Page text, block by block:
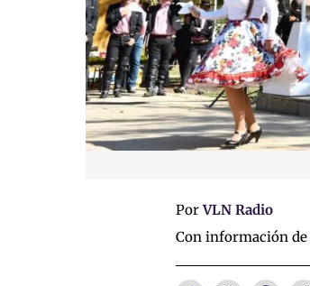
PorVLN Radio
Con información de